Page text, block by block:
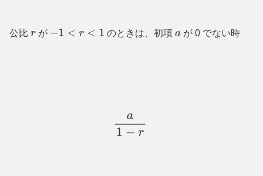
公比 r が −1< r<1 のときは、初項a が 0 でない時
a1−r